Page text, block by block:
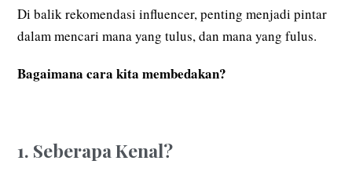
Di balik rekomendasi influencer, penting menjadi pintar
dalam mencari mana yang tulus, dan mana yang fulus.
Bagaimana cara kita membedakan?
1. Seberapa Kenal?